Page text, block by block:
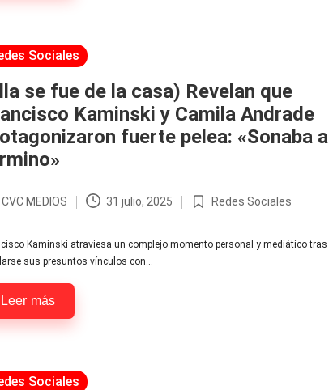
Sociales
se fue de la casa) Revelan que
Kaminski y Camila Andrade
fuerte pelea: «Sonaba a
CVC MEDIOS 31 julio, 2025
Publicada
Redes Sociales
Kaminski atraviesa un complejo momento personal y mediático tras
sus presuntos vínculos con…
Leer más
Sociales